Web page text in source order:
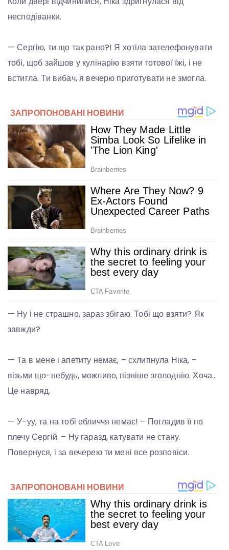
несподіванки.
— Сергію, ти що так рано?! Я хотіла зателефонувати
тобі, щоб зайшов у кулінарію взяти готової їжі, і не
встигла. Ти вибач, я вечерю приготувати не змогла.
— Ну і не страшно, зараз збігаю. Тобі що взяти? Як
завжди?
— Та в мене і апетиту немає, – схлипнула Ніка, –
візьми що-небудь, можливо, пізніше зголоднію. Хоча…
Це навряд.
— У-уу, та на тобі обличчя немає! – Погладив її по
плечу Сергій. – Ну гаразд, катувати не стану.
Повернуся, і за вечерею ти мені все розповіси.